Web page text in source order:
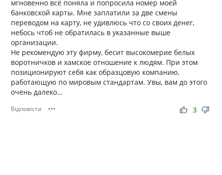
мгновенно всё поняла и попросила номер моей
банковской карты. Мне заплатили за две смены
переводом на карту, не удивлюсь что со своих денег,
небось чтоб не обратилась в указанные выше
организации.
Не рекомендую эту фирму, бесит высокомерие белых
воротничков и хамское отношение к людям. При этом
позиционируют себя как образцовую компанию,
работающую по мировым стандартам. Увы, вам до этого
очень далеко…
Відповісти ••• thumb_up thumb_down
3